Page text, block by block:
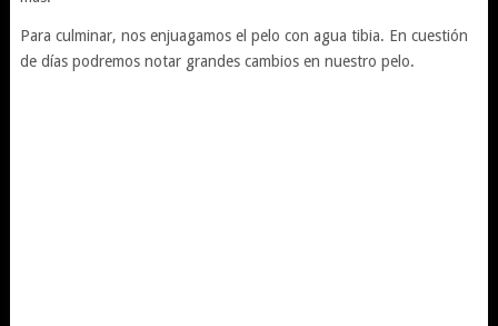
Para culminar, nos enjuagamos el pelo con agua tibia. En cuestión
de días podremos notar grandes cambios en nuestro pelo.